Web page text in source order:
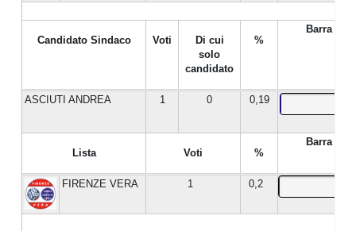
Candidato Sindaco Voti
Di cui
solo
candidato
%
Barra %
ASCIUTI ANDREA 1 0 0,19
Lista Voti %
Barra %
FIRENZE VERA 1 0,2